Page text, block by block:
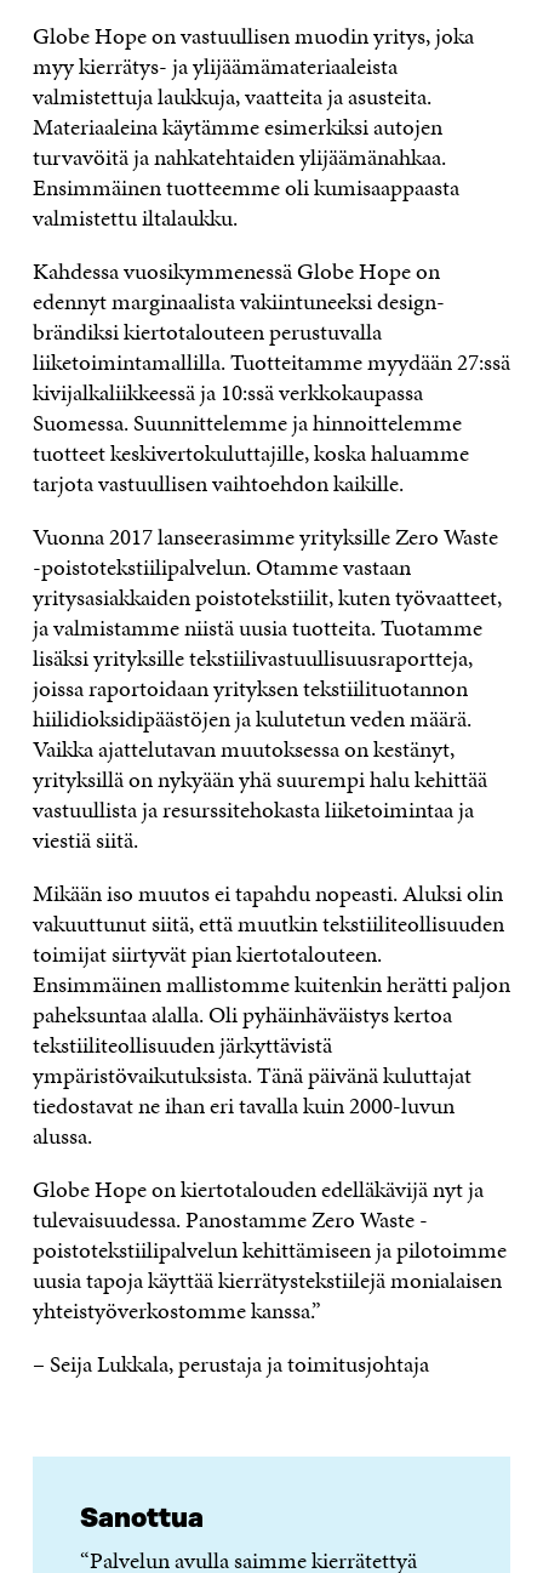
Globe Hope on vastuullisen muodin yritys, joka
myy kierrätys- ja ylijäämämateriaaleista
valmistettuja laukkuja, vaatteita ja asusteita.
Materiaaleina käytämme esimerkiksi autojen
turvavöitä ja nahkatehtaiden ylijäämänahkaa.
Ensimmäinen tuotteemme oli kumisaappaasta
valmistettu iltalaukku.
Kahdessa vuosikymmenessä Globe Hope on
edennyt marginaalista vakiintuneeksi design-
brändiksi kiertotalouteen perustuvalla
liiketoimintamallilla. Tuotteitamme myydään 27:ssä
kivijalkaliikkeessä ja 10:ssä verkkokaupassa
Suomessa. Suunnittelemme ja hinnoittelemme
tuotteet keskivertokuluttajille, koska haluamme
tarjota vastuullisen vaihtoehdon kaikille.
Vuonna 2017 lanseerasimme yrityksille Zero Waste
-poistotekstiilipalvelun. Otamme vastaan
yritysasiakkaiden poistotekstiilit, kuten työvaatteet,
ja valmistamme niistä uusia tuotteita. Tuotamme
lisäksi yrityksille tekstiilivastuullisuusraportteja,
joissa raportoidaan yrityksen tekstiilituotannon
hiilidioksidipäästöjen ja kulutetun veden määrä.
Vaikka ajattelutavan muutoksessa on kestänyt,
yrityksillä on nykyään yhä suurempi halu kehittää
vastuullista ja resurssitehokasta liiketoimintaa ja
viestiä siitä.
Mikään iso muutos ei tapahdu nopeasti. Aluksi olin
vakuuttunut siitä, että muutkin tekstiiliteollisuuden
toimijat siirtyvät pian kiertotalouteen.
Ensimmäinen mallistomme kuitenkin herätti paljon
paheksuntaa alalla. Oli pyhäinhäväistys kertoa
tekstiiliteollisuuden järkyttävistä
ympäristövaikutuksista. Tänä päivänä kuluttajat
tiedostavat ne ihan eri tavalla kuin 2000-luvun
alussa.
Globe Hope on kiertotalouden edelläkävijä nyt ja
tulevaisuudessa. Panostamme Zero Waste -
poistotekstiilipalvelun kehittämiseen ja pilotoimme
uusia tapoja käyttää kierrätystekstiilejä monialaisen
yhteistyöverkostomme kanssa.”
– Seija Lukkala, perustaja ja toimitusjohtaja
Sanottua
“Palvelun avulla saimme kierrätettyä